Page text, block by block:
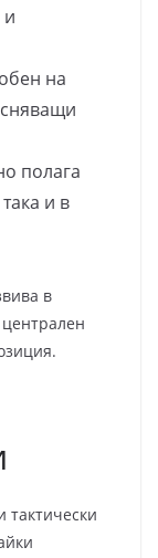
на
полага
и в
в
тактически